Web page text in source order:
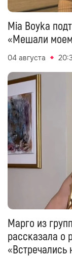
Mia Boyka
«Мешали
04 августа
Марго из
рассказала о
«Встречались